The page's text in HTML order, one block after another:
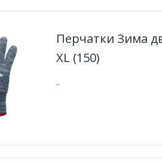
Перчатки Зима
XL (150)
..